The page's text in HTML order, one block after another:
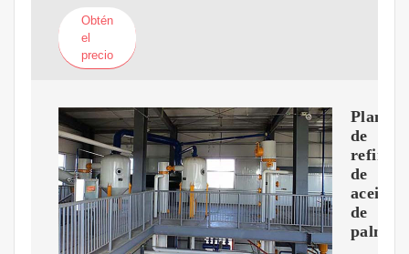
Obtén
el
precio
Planta
de
de
aceite
de
palma